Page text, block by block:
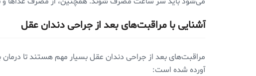
آشنایی با مراقبت‌های بعد از جراحی دندان عقل
مراقبت‌های بعد از جراحی دندان عقل بسیار مهم هستند تا
آورده شده است: